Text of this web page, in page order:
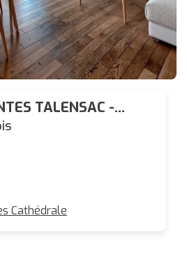
TALENSAC -
68.53 m²
Cathédrale